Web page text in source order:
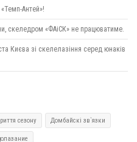
«Темп-Антей»!
скеледром «ФАіСК» не працюватиме.
Києва зі скелелазіння серед юнаків
сезону Домбайскі зв`язки